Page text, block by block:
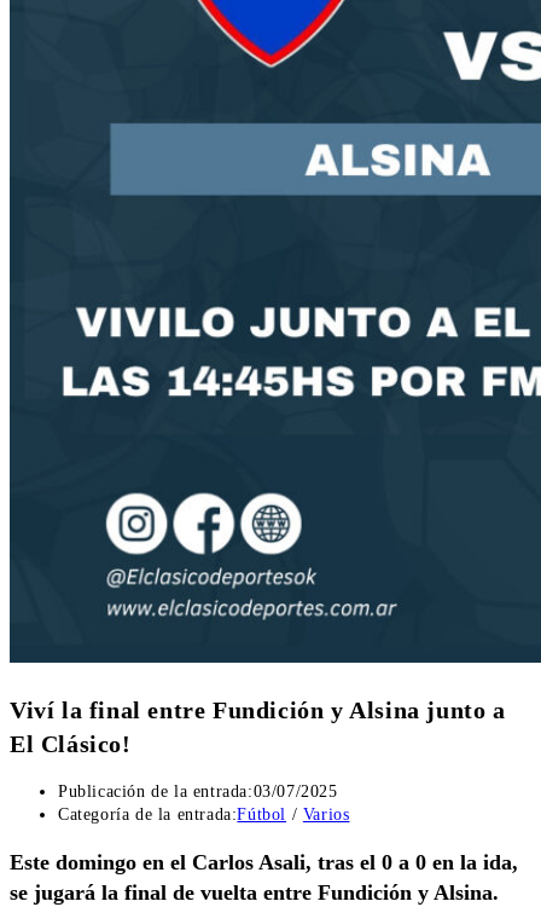
Viví la final entre Fundición y Alsina junto a
El Clásico!
Publicación de la entrada:03/07/2025
Categoría de la entrada:Fútbol / Varios
Este domingo en el Carlos Asali, tras el 0 a 0 en la ida,
se jugará la final de vuelta entre Fundición y Alsina.